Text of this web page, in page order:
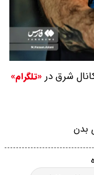
شرق در «تلگرام»
بدن